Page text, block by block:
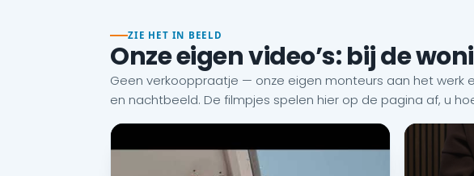
ZIE HET IN BEELD
Onze eigen video’s: bij de
Geen verkooppraatje — onze eigen monteurs aan het werk
en nachtbeeld. De filmpjes spelen hier op de pagina af, u